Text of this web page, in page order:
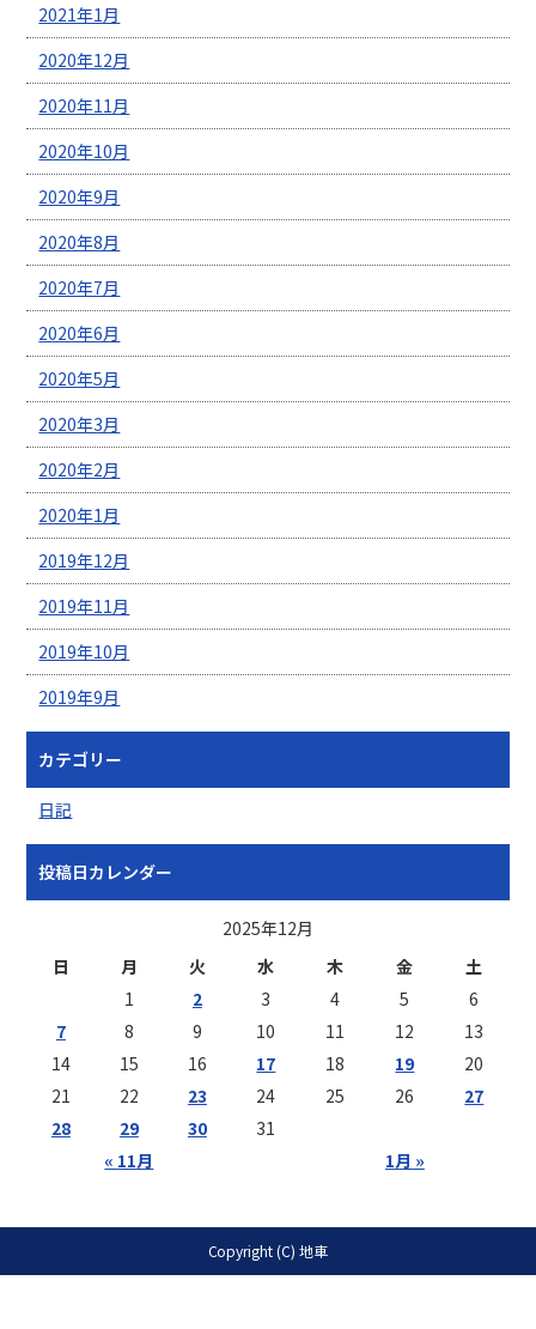
2021年1月
2020年12月
2020年11月
2020年10月
2020年9月
2020年8月
2020年7月
2020年6月
2020年5月
2020年3月
2020年2月
2020年1月
2019年12月
2019年11月
2019年10月
2019年9月
カテゴリー
日記
投稿日カレンダー
2025年12月
日
月 火 水 木 金 土
« 11月 1月 »
1 2 3 4 5
6
7
8 9 10 11 12
13
14
15 16 17 18 19
20
21
22 23 24 25 26
27
28
29 30 31
Copyright (C) 地車